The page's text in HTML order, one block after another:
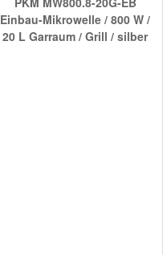
Einbau-Mikrowelle / 800 W /
20 L Garraum / Grill / silber